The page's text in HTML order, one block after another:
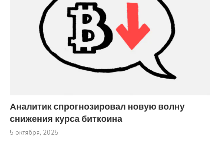
Аналитик спрогнозировал новую волну
снижения курса биткоина
5 октября, 2025